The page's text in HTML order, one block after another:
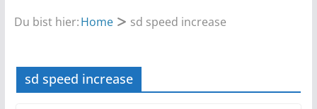
Du bist hier:Home sd speed increase
sd speed increase